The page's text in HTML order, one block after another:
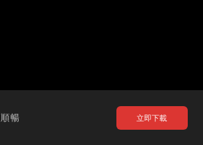
暢 立即下載